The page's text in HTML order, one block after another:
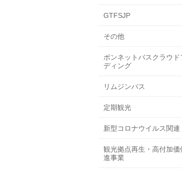
GTFSJP
その他
ボンネットバスクラウド
ディング
リムジンバス
定期観光
新型コロナウイルス関連
観光拠点再生・高付加価
進事業